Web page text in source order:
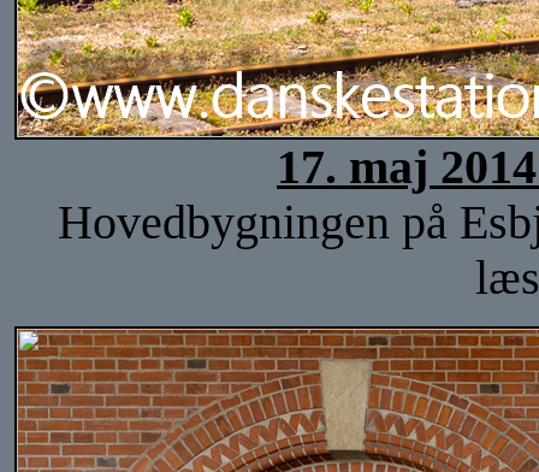
17. maj
Hovedbygningen på